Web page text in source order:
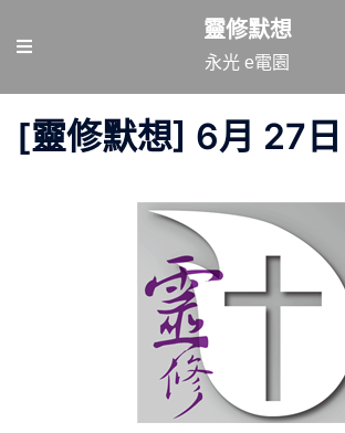
要
靈修默想
永光 e電園
[靈修默想] 6月 27日